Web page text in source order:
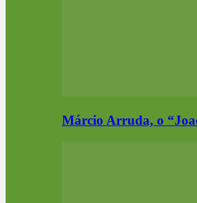
Márcio Arruda, o